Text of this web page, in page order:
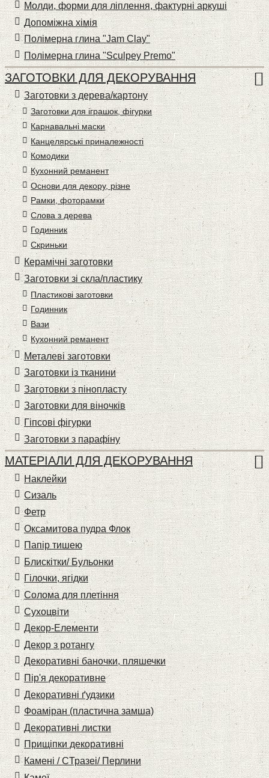
Молди, форми для ліплення, фактурні аркуші
Допоміжна хімія
Полімерна глина "Jam Clay"
Полімерна глина "Sculpey Premo"
ЗАГОТОВКИ ДЛЯ ДЕКОРУВАННЯ
Заготовки з дерева/картону
Заготовки для іграшок, фігурки
Карнавальні маски
Канцелярські приналежності
Комодики
Кухонний реманент
Основи для декору, різне
Рамки, фоторамки
Слова з дерева
Годинник
Скриньки
Керамічні заготовки
Заготовки зі скла/пластику
Пластикові заготовки
Годинник
Вази
Кухонний реманент
Металеві заготовки
Заготовки із тканини
Заготовки з пінопласту
Заготовки для віночків
Гіпсові фігурки
Заготовки з парафіну
МАТЕРІАЛИ ДЛЯ ДЕКОРУВАННЯ
Наклейки
Сизаль
Фетр
Оксамитова пудра Флок
Папір тишею
Блискітки/ Бульонки
Гілочки, ягідки
Солома для плетіння
Cухоцвіти
Декор-Елементи
Декор з ротангу
Декоративні баночки, пляшечки
Пір'я декоративне
Декоративні ґудзики
Фоаміран (пластична замша)
Декоративні листки
Прищіпки декоративні
Камені / CТразеі/ Перлини